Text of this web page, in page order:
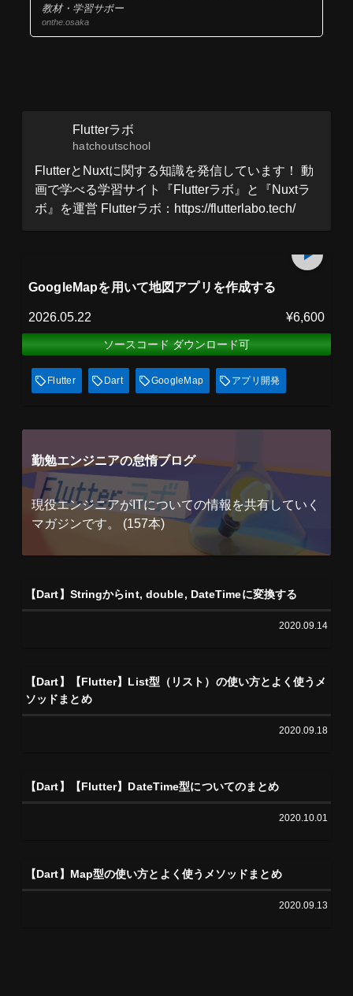
教材・学習サポー
onthe.osaka
Flutterラボ
hatchoutschool
FlutterとNuxtに関する知識を発信しています！ 動
画で学べる学習サイト『Flutterラボ』と『Nuxtラ
ボ』を運営 Flutterラボ：https://flutterlabo.tech/
85min
見放題
GoogleMapを用いて地図アプリを作成する
2026.05.22 ¥6,600
ソースコード ダウンロード可
Flutter Dart GoogleMap アプリ開発
勤勉エンジニアの怠惰ブログ
現役エンジニアがITについての情報を共有していく
マガジンです。 (157本)
【Dart】Stringからint, double, DateTimeに変換する
2020.09.14
【Dart】【Flutter】List型（リスト）の使い方とよく使うメ
ソッドまとめ
2020.09.18
【Dart】【Flutter】DateTime型についてのまとめ
2020.10.01
【Dart】Map型の使い方とよく使うメソッドまとめ
2020.09.13